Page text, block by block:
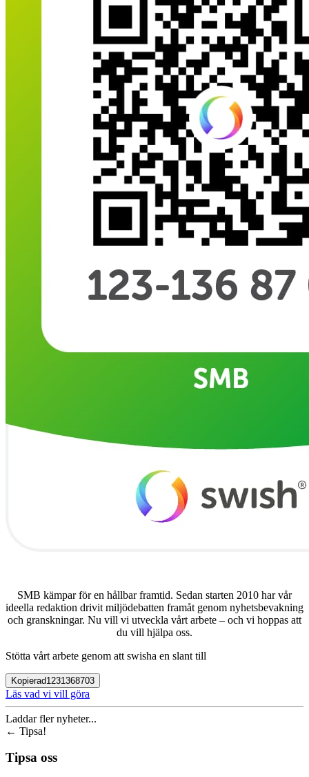
SMB kämpar för en hållbar framtid. Sedan starten 2010 har vår
ideella redaktion drivit miljödebatten framåt genom nyhetsbevakning
och granskningar. Nu vill vi utveckla vårt arbete – och vi hoppas att
du vill hjälpa oss.
Stötta vårt arbete genom att swisha en slant till
Kopierad1231368703
Läs vad vi vill göra
Laddar fler nyheter...
← Tipsa!
Tipsa oss